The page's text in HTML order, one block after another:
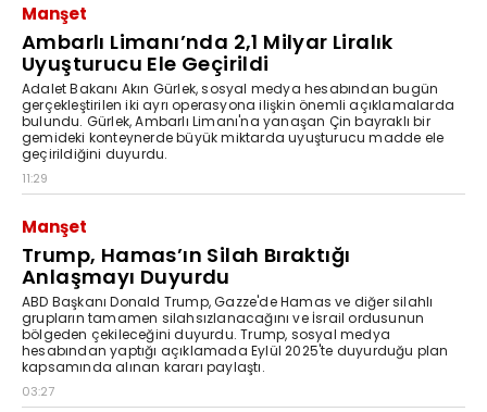
Manşet
Ambarlı Limanı’nda 2,1 Milyar Liralık
Uyuşturucu Ele Geçirildi
Adalet Bakanı Akın Gürlek, sosyal medya hesabından bugün
gerçekleştirilen iki ayrı operasyona ilişkin önemli açıklamalarda
bulundu. Gürlek, Ambarlı Limanı'na yanaşan Çin bayraklı bir
gemideki konteynerde büyük miktarda uyuşturucu madde ele
geçirildiğini duyurdu.
11:29
Manşet
Trump, Hamas’ın Silah Bıraktığı
Anlaşmayı Duyurdu
ABD Başkanı Donald Trump, Gazze'de Hamas ve diğer silahlı
grupların tamamen silahsızlanacağını ve İsrail ordusunun
bölgeden çekileceğini duyurdu. Trump, sosyal medya
hesabından yaptığı açıklamada Eylül 2025'te duyurduğu plan
kapsamında alınan kararı paylaştı.
03:27